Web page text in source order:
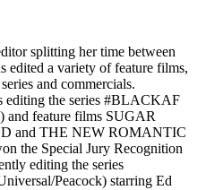
splitting her time between
edited a variety of feature films,
and commercials.
editing the series #BLACKAF
feature films SUGAR
and THE NEW ROMANTIC
the Special Jury Recognition
editing the series
Peacock) starring Ed